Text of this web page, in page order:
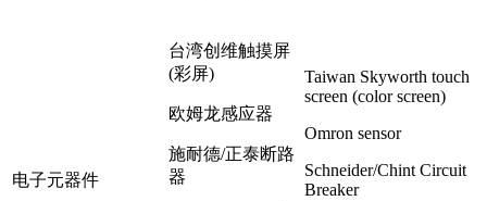
电子元器件
台湾创维触摸屏
(彩屏)
欧姆龙感应器
施耐德/正泰断路
器
Taiwan Skyworth touch
screen (color screen)
Omron sensor
Schneider/Chint Circuit
Breaker